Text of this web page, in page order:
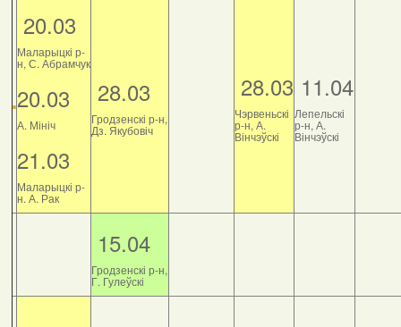
20.03
Маларыцкі р-
н, С. Абрамчук
20.03
А. Мініч
21.03
Маларыцкі р-
н. А. Рак
28.03
Гродзенскі р-н,
Дз. Якубовіч
28.03
Чэрвеньскі
р-н, А.
Вінчэўскі
11.04
Лепельскі
р-н, А.
Вінчэўскі
15.04
Гродзенскі р-н,
Г. Гулеўскі